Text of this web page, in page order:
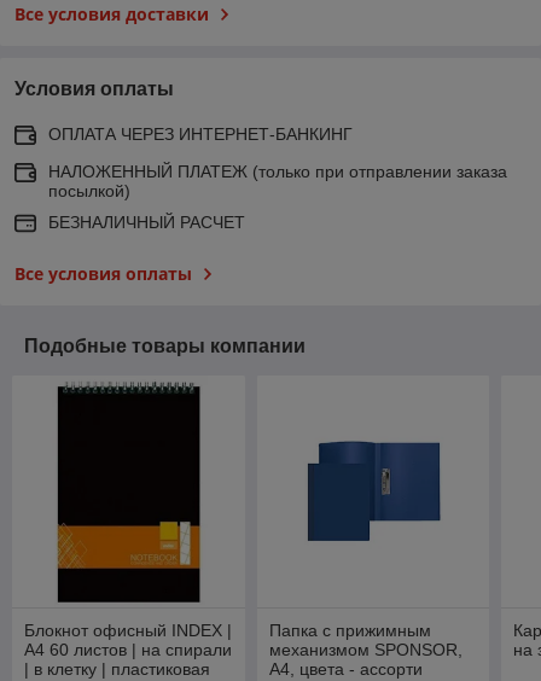
Все условия доставки
Условия оплаты
ОПЛАТА ЧЕРЕЗ ИНТЕРНЕТ-БАНКИНГ
НАЛОЖЕННЫЙ ПЛАТЕЖ (только при отправлении заказа
посылкой)
БЕЗНАЛИЧНЫЙ РАСЧЕТ
Все условия оплаты
Подобные товары компании
Блокнот офисный INDEX |
А4 60 листов | на спирали
| в клетку | пластиковая
Папка с прижимным
механизмом SPONSOR,
A4, цвета - ассорти
на